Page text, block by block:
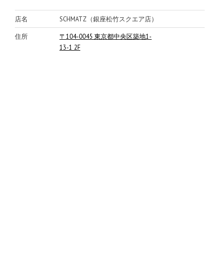
店名 SCHMATZ（銀座松竹スクエア店）
住所
〒104-0045 東京都中央区築地1-
13-1 2F